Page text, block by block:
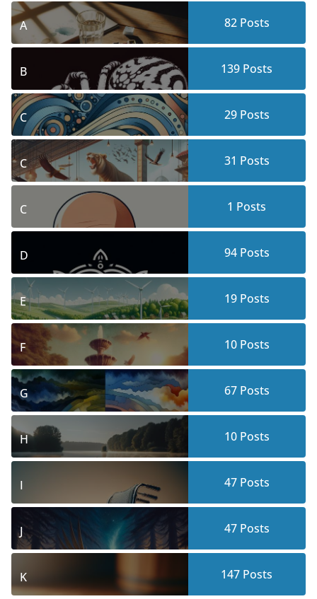
A 82Posts
B 139 Posts
C 29Posts
C 31 Posts
C 1 Posts
D 94Posts
E 19Posts
F 10Posts
G 67Posts
H 10Posts
I 47Posts
J 47Posts
K 147 Posts